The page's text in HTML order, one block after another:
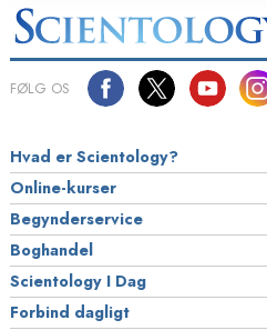
FØLG OS
Hvad er Scientology?
Online-kurser
Begynderservice
Boghandel
Scientology I Dag
Forbind dagligt